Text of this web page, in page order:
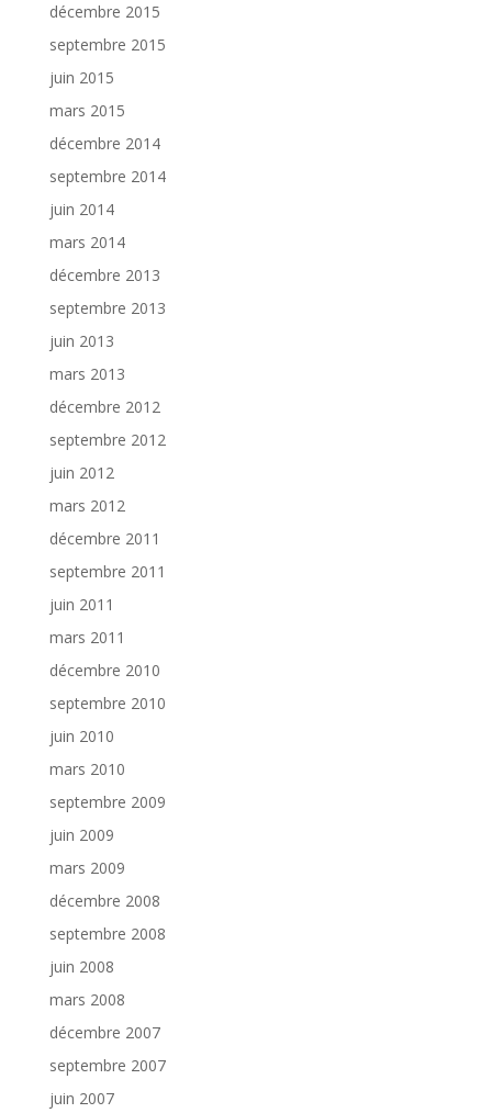
décembre 2015
septembre 2015
juin 2015
mars 2015
décembre 2014
septembre 2014
juin 2014
mars 2014
décembre 2013
septembre 2013
juin 2013
mars 2013
décembre 2012
septembre 2012
juin 2012
mars 2012
décembre 2011
septembre 2011
juin 2011
mars 2011
décembre 2010
septembre 2010
juin 2010
mars 2010
septembre 2009
juin 2009
mars 2009
décembre 2008
septembre 2008
juin 2008
mars 2008
décembre 2007
septembre 2007
juin 2007